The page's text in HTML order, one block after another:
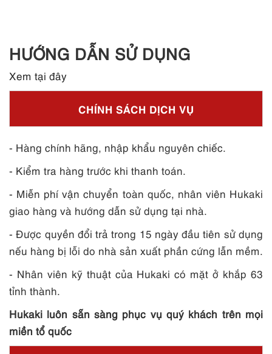
HƯỚNG DẪN SỬ DỤNG
Xem tại đây
CHÍNH SÁCH DỊCH VỤ
- Hàng chính hãng, nhập khẩu nguyên chiếc.
- Kiểm tra hàng trước khi thanh toán.
- Miễn phí vận chuyển toàn quốc, nhân viên Hukaki
giao hàng và hướng dẫn sử dụng tại nhà.
- Được quyền đổi trả trong 15 ngày đầu tiên sử dụng
nếu hàng bị lỗi do nhà sản xuất phần cứng lẫn mềm.
- Nhân viên kỹ thuật của Hukaki có mặt ở khắp 63
tỉnh thành.
Hukaki luôn sẵn sàng phục vụ quý khách trên mọi
miền tổ quốc